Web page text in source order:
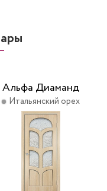
Альфа Диаманд
Итальянский орех